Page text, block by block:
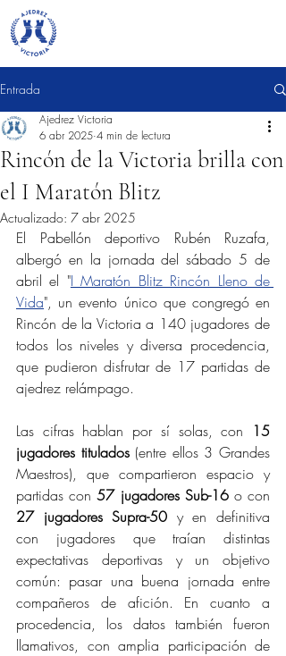
Entrada
Rincón de la Victoria brilla con
el I Maratón Blitz
Ajedrez Victoria
6 abr 2025 4 min de lectura
Actualizado: 7 abr 2025
El Pabellón deportivo Rubén Ruzafa,
albergó en la jornada del sábado 5 de
abril el "I Maratón Blitz Rincón Lleno de
Vida", un evento único que congregó en
Rincón de la Victoria a 140 jugadores de
todos los niveles y diversa procedencia,
que pudieron disfrutar de 17 partidas de
ajedrez relámpago.
Las cifras hablan por sí solas, con
15
jugadores titulados (entre ellos 3 Grandes
Maestros), que compartieron espacio y
partidas con 57 jugadores Sub-16
27 jugadores Supra-50 y en definitiva
con jugadores que traían distintas
expectativas deportivas y un objetivo
común: pasar una buena jornada entre
compañeros de afición. En cuanto a
procedencia, los datos también fueron
llamativos, con amplia participación de